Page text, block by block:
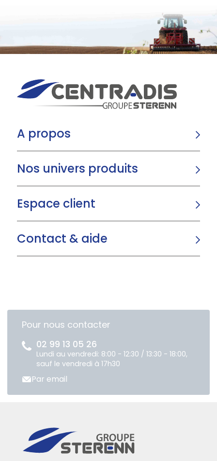
A propos
Nos univers produits
Espace client
Contact & aide
Pour nous contacter
02 99 13 05 26
Lundi au vendredi: 8:00 - 12:30 / 13:30 - 18:00,
sauf le vendredi à 17h30
Par email